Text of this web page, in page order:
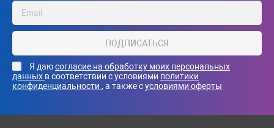
ПОДПИСАТЬСЯ
Я даюсогласие на обработку моих персональных
данных в соответствии с условиями политики
конфиденциальности , а также сусловиями оферты